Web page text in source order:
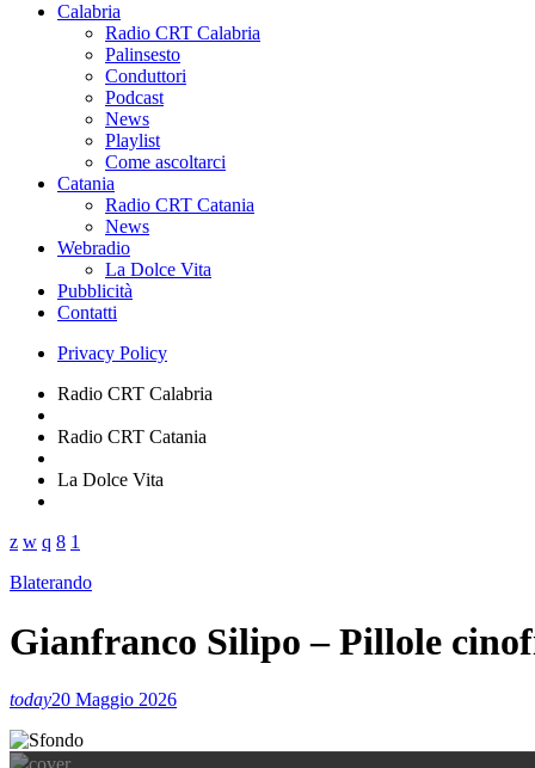
Calabria
Radio CRT Calabria
Palinsesto
Conduttori
Podcast
News
Playlist
Come ascoltarci
Catania
Radio CRT Catania
News
Webradio
La Dolce Vita
Pubblicità
Contatti
Privacy Policy
Radio CRT Calabria
Radio CRT Catania
La Dolce Vita
Blaterando
Gianfranco Silipo – Pillole
today20 Maggio 2026